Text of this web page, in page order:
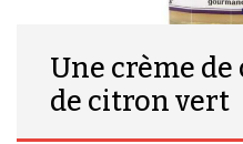
Une crème de
de citron vert